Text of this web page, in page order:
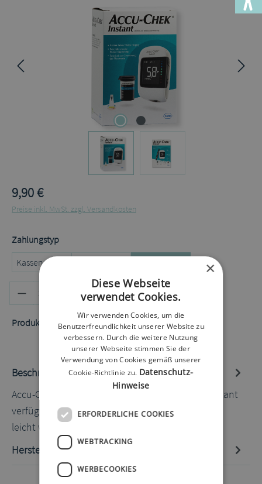
Bildergalerie überspringen
9,90 €
Preise inkl. MwSt. zzgl. Versandkosten
Zahlungstypauswählen
Kassenrezept
Produkt Anzahl: Gib den
In den Warenkorb
Produktnummer: 50010262.3
Beschreibung
Accu-Chek Instant Set mmol/l Das Accu-Chek Instant
verfügt über ein großes, gut lesbares Display mit
leicht verständlicher…
Hersteller-Informationen
×
Diese Webseite
verwendet Cookies.
Wir verwenden Cookies, um die
Benutzerfreundlichkeit unserer Website zu
verbessern. Durch die weitere Nutzung
unserer Webseite stimmen Sie der
Verwendung von Cookies gemäß unserer
Cookie-Richtlinie zu. Datenschutz-
Hinweise
ERFORDERLICHE COOKIES
WEBTRACKING
WERBECOOKIES